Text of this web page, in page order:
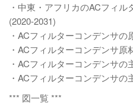
・中東・アフリカのACフィ
(2020-2031)
・ACフィルターコンデンサの
・ACフィルターコンデンサ原
・ACフィルターコンデンサの
・ACフィルターコンデンサの
*** 図一覧 ***